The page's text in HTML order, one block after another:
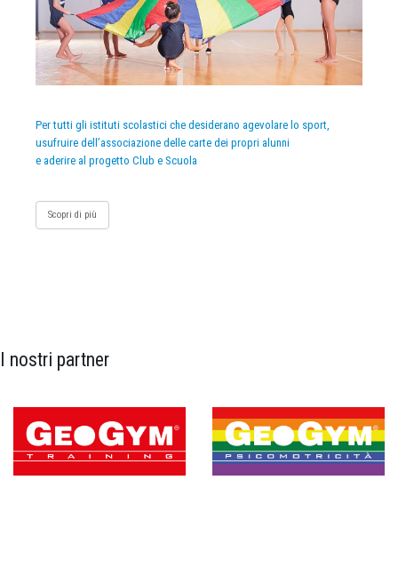
Per tutti gli istituti scolastici che desiderano agevolare lo sport,
usufruire dell’associazione delle carte dei propri alunni
e aderire al progetto Club e Scuola
Scopri di più
I nostri partner